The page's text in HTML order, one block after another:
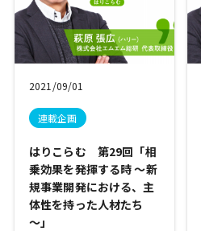
2021/09/01
連載企画
はりこらむ 第29回「相
乗効果を発揮する時 ～新
規事業開発における、主
体性を持った人材たち
～」